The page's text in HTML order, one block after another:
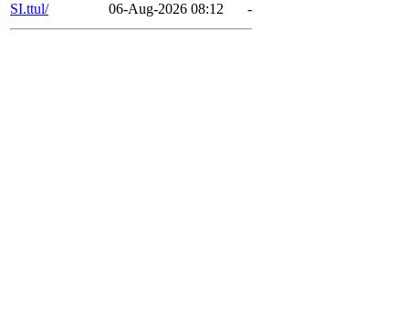
SI.ttul/
06-Aug-2026 08:12 -